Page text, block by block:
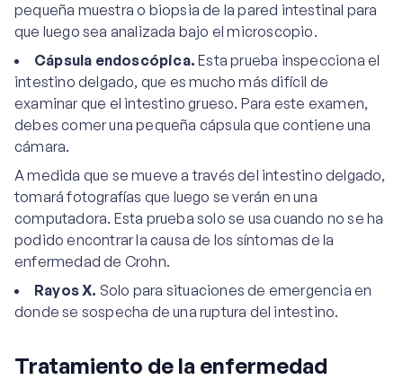
pequeña muestra o biopsia de la pared intestinal para
que luego sea analizada bajo el microscopio.
Cápsula endoscópica. Esta prueba inspecciona el
intestino delgado, que es mucho más difícil de
examinar que el intestino grueso. Para este examen,
debes comer una pequeña cápsula que contiene una
cámara.
A medida que se mueve a través del intestino delgado,
tomará fotografías que luego se verán en una
computadora. Esta prueba solo se usa cuando no se ha
podido encontrar la causa de los síntomas de la
enfermedad de Crohn.
Rayos X. Solo para situaciones de emergencia en
donde se sospecha de una ruptura del intestino.
Tratamiento de la enfermedad